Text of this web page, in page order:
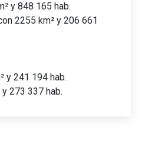
y 848 165 hab.
2255 km² y 206 661​
y 241 194​​ hab.
273 337​​ hab.